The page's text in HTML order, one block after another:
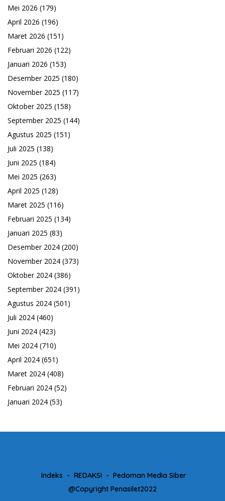
Mei 2026 (179)
April 2026 (196)
Maret 2026 (151)
Februari 2026 (122)
Januari 2026 (153)
Desember 2025 (180)
November 2025 (117)
Oktober 2025 (158)
September 2025 (144)
Agustus 2025 (151)
Juli 2025 (138)
Juni 2025 (184)
Mei 2025 (263)
April 2025 (128)
Maret 2025 (116)
Februari 2025 (134)
Januari 2025 (83)
Desember 2024 (200)
November 2024 (373)
Oktober 2024 (386)
September 2024 (391)
Agustus 2024 (501)
Juli 2024 (460)
Juni 2024 (423)
Mei 2024 (710)
April 2024 (651)
Maret 2024 (408)
Februari 2024 (52)
Januari 2024 (53)
Indeks REDAKSI
Pedoman Media Siber
@Copyright Penasilet2022